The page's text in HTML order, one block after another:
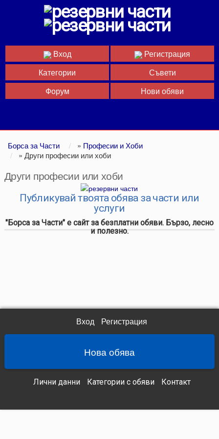
Вход
Регистрация
Категории
Съвети
Форум
Нови обяви
Борса за Части » Професии и Хоби
» Други професии или хоби
Други професии или хоби
Публикувай твоята обява за части или
услуги
"Борса за Части" е сайт за безплатни обяви. Бързо, лесно
и полезно.
Вход Регистрация
Нова обява
Лични данни Категории с обяви Контакт